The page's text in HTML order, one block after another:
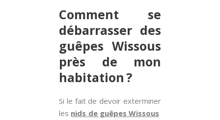
Comment se
débarrasser des
guêpes Wissous
près de mon
habitation ?
Si le fait de devoir exterminer
les nids de guêpes Wissous